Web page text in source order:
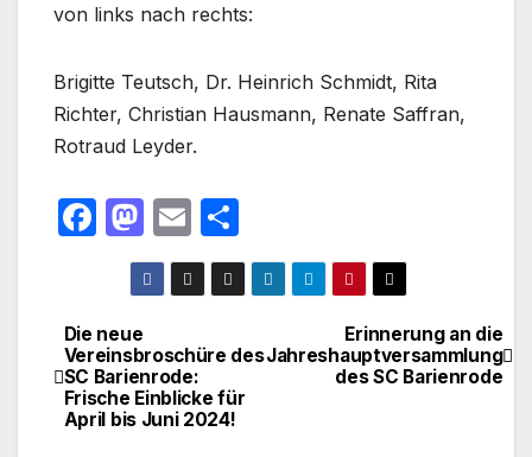
von links nach rechts:
Brigitte Teutsch, Dr. Heinrich Schmidt, Rita
Richter, Christian Hausmann, Renate Saffran,
Rotraud Leyder.
F
e
b
o
M
a
st
d
o
E
m
ail
ei
le
BeitragsnavigationErinnerung an die
Jahreshauptversammlung
des SC Barienrode
Die neue
Vereinsbroschüre des
SC Barienrode:
Frische Einblicke für
April bis Juni 2024!